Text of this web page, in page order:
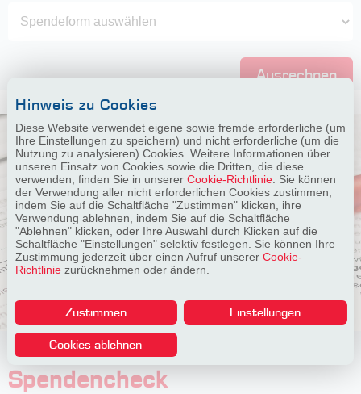
Ausrechnen
Spendencheck
Hinweis zu Cookies
Diese Website verwendet eigene sowie fremde erforderliche (um
Ihre Einstellungen zu speichern) und nicht erforderliche (um die
Nutzung zu analysieren) Cookies. Weitere Informationen über
unseren Einsatz von Cookies sowie die Dritten, die diese
verwenden, finden Sie in unserer Cookie-Richtlinie. Sie können
der Verwendung aller nicht erforderlichen Cookies zustimmen,
indem Sie auf die Schaltfläche "Zustimmen" klicken, ihre
Verwendung ablehnen, indem Sie auf die Schaltfläche
"Ablehnen" klicken, oder Ihre Auswahl durch Klicken auf die
Schaltfläche "Einstellungen" selektiv festlegen. Sie können Ihre
Zustimmung jederzeit über einen Aufruf unserer Cookie-
Richtliniezurücknehmen oder ändern.
Zustimmen Einstellungen
Cookies ablehnen